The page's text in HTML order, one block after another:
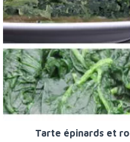
Tarte épinards et